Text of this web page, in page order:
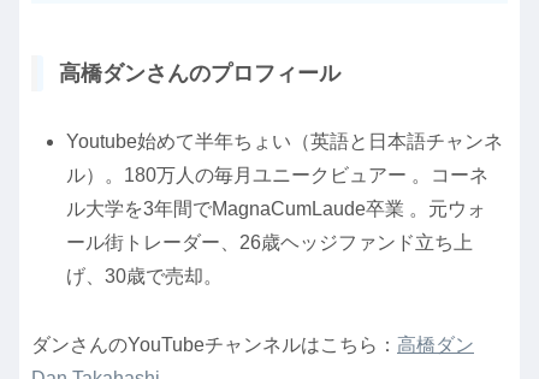
高橋ダンさんのプロフィール
Youtube始めて半年ちょい（英語と日本語チャンネ
ル）。180万人の毎月ユニークビュアー 。コーネ
ル大学を3年間でMagnaCumLaude卒業 。元ウォ
ール街トレーダー、26歳ヘッジファンド立ち上
げ、30歳で売却。
ダンさんのYouTubeチャンネルはこちら： 高橋ダン